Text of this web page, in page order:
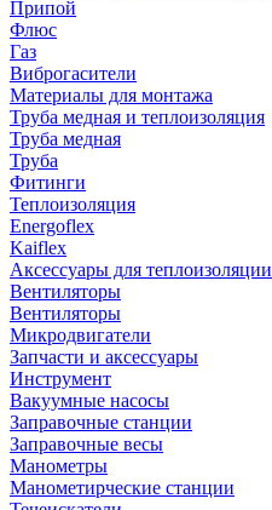
Припой
Флюс
Газ
Виброгасители
Материалы для монтажа
Труба медная и теплоизоляция
Труба медная
Труба
Фитинги
Теплоизоляция
Energoflex
Kaiflex
Аксессуары для теплоизоляции
Вентиляторы
Вентиляторы
Микродвигатели
Запчасти и аксессуары
Инструмент
Вакуумные насосы
Заправочные станции
Заправочные весы
Манометры
Манометирческие станции